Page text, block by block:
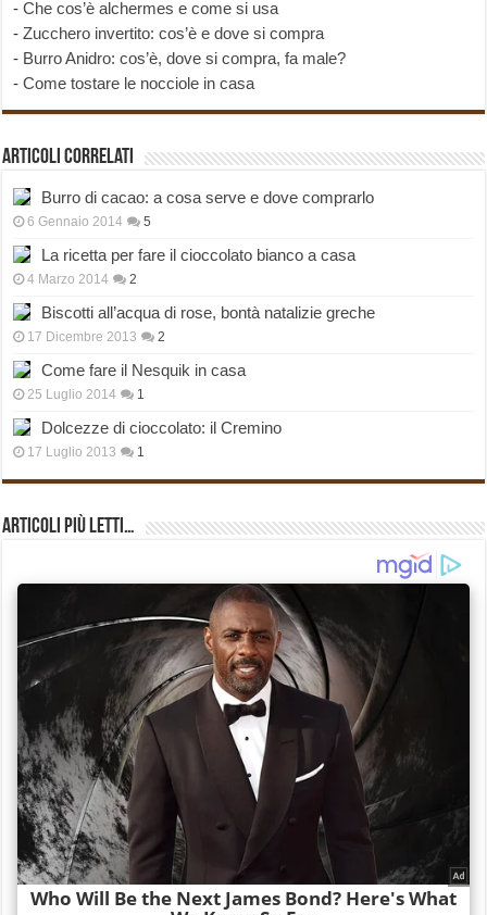
-Che cos’è alchermes e come si usa
-Zucchero invertito: cos’è e dove si compra
- Burro Anidro: cos’è, dove si compra, fa male?
-Come tostare le nocciole in casa
Articoli correlati
Burro di cacao: a cosa serve e dove comprarlo
6 Gennaio 2014 5
La ricetta per fare il cioccolato bianco a casa
4 Marzo 2014 2
Biscotti all’acqua di rose, bontà natalizie greche
17 Dicembre 2013 2
Come fare il Nesquik in casa
25 Luglio 2014 1
Dolcezze di cioccolato: il Cremino
17 Luglio 2013 1
Articoli più Letti…